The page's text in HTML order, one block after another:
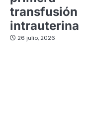
transfusión
intrauterina
26 julio, 2026